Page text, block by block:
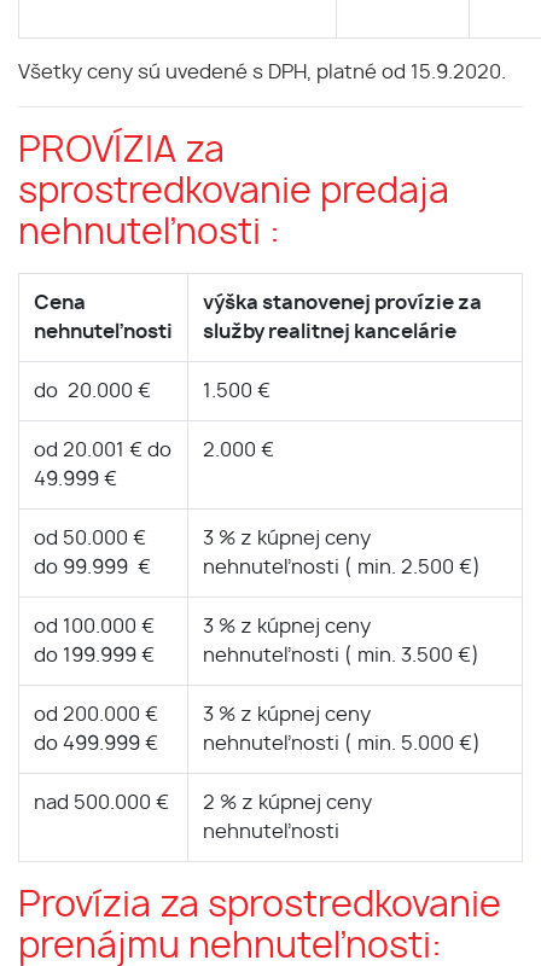
Všetky ceny sú uvedené s DPH, platné od 15.9.2020.
PROVÍZIA za
sprostredkovanie predaja
nehnuteľnosti :
Cena
nehnuteľnosti
výška stanovenej provízie za
služby realitnej kancelárie
do 20.000 € 1.500 €
od 20.001 € do
49.999 €
2.000 €
od 50.000 €
do 99.999 €
3 % z kúpnej ceny
nehnuteľnosti ( min. 2.500 €)
od 100.000 €
do 199.999 €
3 % z kúpnej ceny
nehnuteľnosti ( min. 3.500 €)
od 200.000 €
do 499.999 €
3 % z kúpnej ceny
nehnuteľnosti ( min. 5.000 €)
nad 500.000 €
2 % z kúpnej ceny
nehnuteľnosti
Provízia za sprostredkovanie
prenájmu nehnuteľnosti: